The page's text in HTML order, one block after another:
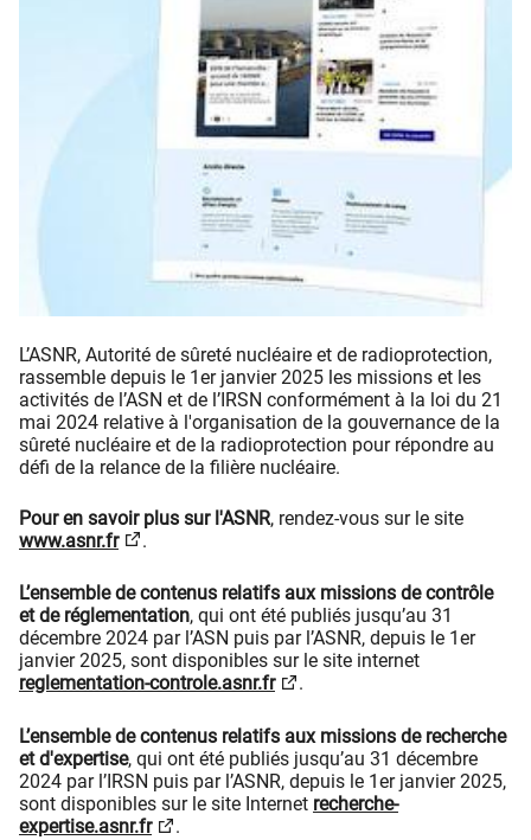
L’ASNR, Autorité de sûreté nucléaire et de radioprotection,
rassemble depuis le 1er janvier 2025 les missions et les
activités de l’ASN et de l’IRSN conformément à la loi du 21
mai 2024 relative à l'organisation de la gouvernance de la
sûreté nucléaire et de la radioprotection pour répondre au
défi de la relance de la filière nucléaire.
Pour en savoir plus sur l'ASNR, rendez-vous sur le site
www.asnr.fr
.
L’ensemble de contenus relatifs aux missions de contrôle
et de réglementation, qui ont été publiés jusqu’au 31
décembre 2024 par l’ASN puis par l’ASNR, depuis le 1er
janvier 2025, sont disponibles sur le site internet
reglementation-controle.asnr.fr
.
L’ensemble de contenus relatifs aux missions de recherche
et d'expertise, qui ont été publiés jusqu’au 31 décembre
2024 par l’IRSN puis par l’ASNR, depuis le 1er janvier 2025,
sont disponibles sur le site Internet recherche-
expertise.asnr.fr
.